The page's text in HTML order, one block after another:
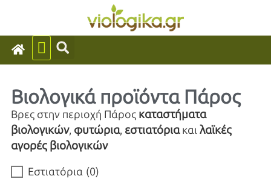
Βιολογικά προϊόντα Πάρος
Βρες στην περιοχή Πάρος καταστήματα
βιολογικών, φυτώρια, εστιατόριακαι λαϊκές
αγορές βιολογικών
Εστιατόρια (0)